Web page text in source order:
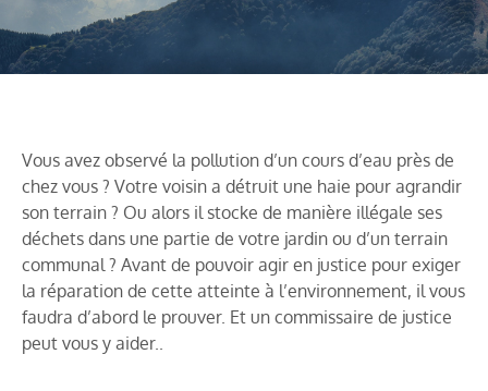
Vous avez observé la pollution d’un cours d’eau près de
chez vous ? Votre voisin a détruit une haie pour agrandir
son terrain ? Ou alors il stocke de manière illégale ses
déchets dans une partie de votre jardin ou d’un terrain
communal ? Avant de pouvoir agir en justice pour exiger
la réparation de cette atteinte à l’environnement, il vous
faudra d’abord le prouver. Et un commissaire de justice
peut vous y aider..